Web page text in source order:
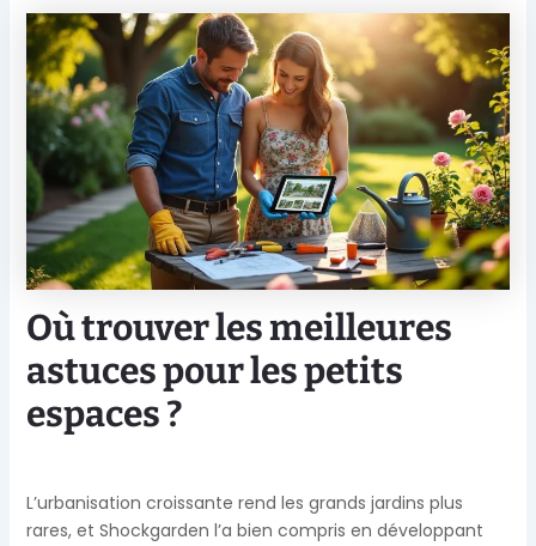
Où trouver les meilleures
astuces pour les petits
espaces ?
L’urbanisation croissante rend les grands jardins plus
rares, et Shockgarden l’a bien compris en développant